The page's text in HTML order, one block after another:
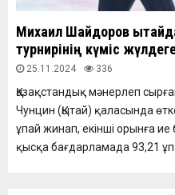
Михаил Шайдоров
турнирінің күміс
25.11.2024 336
Қазақстандық мәнерлеп
Чунцин (Қытай) қаласында
ұпай жинап, екінші орынға
қысқа бағдарламада 93,21